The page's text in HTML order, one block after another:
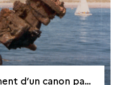
canon par l’entreprise Demota